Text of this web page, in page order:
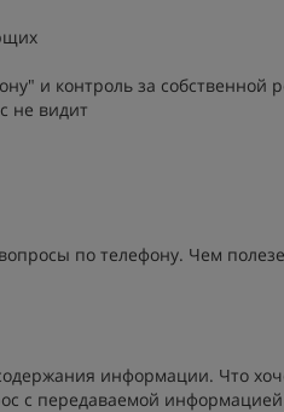
и контроль за собственной
не видит
по телефону. Чем
информации. Что
с передаваемой информацией